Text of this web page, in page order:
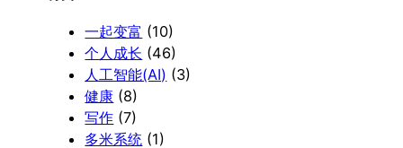
一起变富 (10)
个人成长 (46)
人工智能(AI) (3)
健康 (8)
写作 (7)
多米系统 (1)